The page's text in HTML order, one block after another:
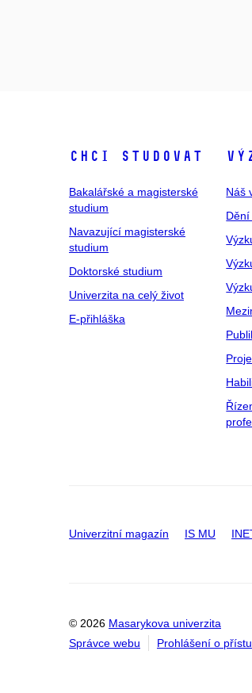
Chci studovat
Bakalářské a magisterské
studium
Navazující magisterské
studium
Doktorské studium
Univerzita na celý život
E-přihláška
Náš
Dění
Univerzitní magazín IS MU
© 2026 Masarykova univerzita
Správce webu
Prohlášení o